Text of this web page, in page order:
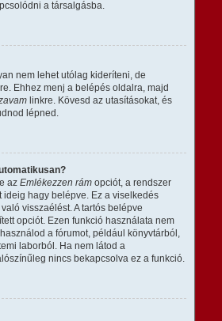
a társalgásba.
nem lehet utólag kideríteni, de
Ehhez menj a belépés oldalra, majd
linkre. Kövesd az utasításokat, és
lépned.
az Emlékezzen rám opciót, a rendszer
ideig hagy belépve. Ez a viselkedés
visszaélést. A tartós belépve
opciót. Ezen funkció használata nem
a fórumot, például könyvtárból,
laborból. Ha nem látod a
nincs bekapcsolva ez a funkció.